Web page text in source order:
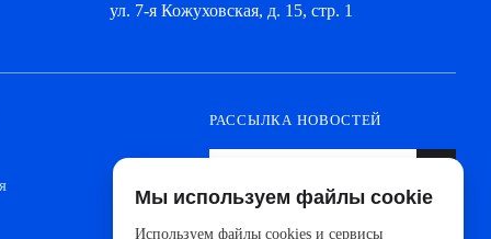
ул. 7-я Кожуховская, д. 15, стр. 1
РАССЫЛКА НОВОСТЕЙ
новинок от ведущих производителей и
Мы используем файлы cookie
Используем файлы cookies и сервисы